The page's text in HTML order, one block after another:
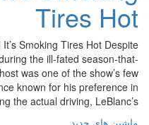
Tires Hot
It’s Smoking Tires Hot Despite
during the ill-fated season-that-
was one of the show’s few
known for his preference in
the actual driving, LeBlanc’s […]
ماشین های جدید